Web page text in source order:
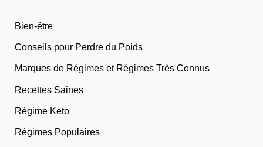
Bien-être
Conseils pour Perdre du Poids
Marques de Régimes et Régimes Très Connus
Recettes Saines
Régime Keto
Régimes Populaires